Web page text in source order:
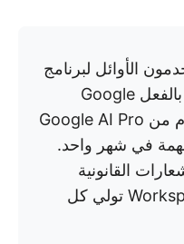
الأوائل لبرنامج
Gemini Alpha من Google بالفعل Google
Workspace Studio المدعوم من Google AI Pro
في شهر واحد.
القانونية
وطلبات السفر، يمكن لـ Workspace تولي كل